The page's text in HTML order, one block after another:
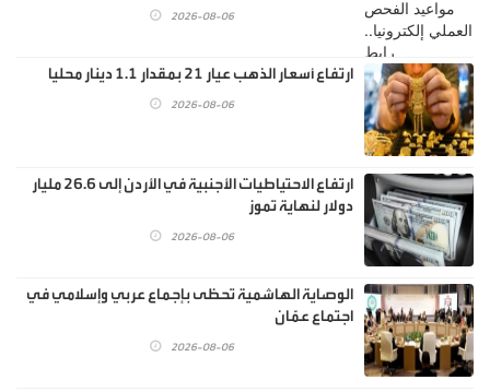
2026-08-06
ارتفاع أسعار الذهب عيار 21 بمقدار 1.1 دينار محليا
2026-08-06
ارتفاع الاحتياطيات الأجنبية في الأردن إلى 26.6 مليار
دولار لنهاية تموز
2026-08-06
الوصاية الهاشمية تحظى بإجماع عربي وإسلامي في
اجتماع عمّان
2026-08-06